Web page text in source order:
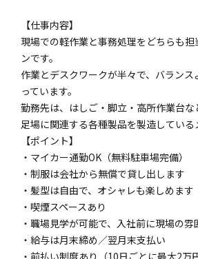
【仕事内容】
現場での軽作業と事務処理をどちらも
ンです。
作業とデスクワークが半々で、バラン
っています。
勤務先は、はしご・脚立・高所作業台な
足場に関連する各種製品を製造している
【ポイント】
・マイカー通勤OK（無料駐車場完備）
・制服は会社から無償で貸し出します
・髪型は自由で、オシャレも楽しめます
・喫煙スペースあり
・職場見学が可能で、入社前に現場の
・給与は月末締め／翌月末支払い
・前払い制度あり（10日ごとに最大2万